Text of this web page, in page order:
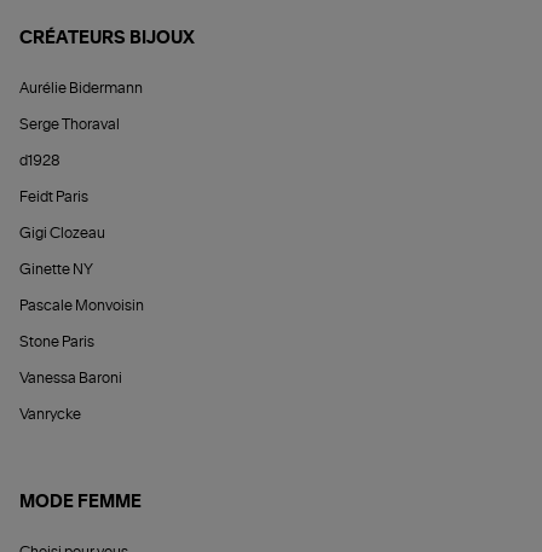
CRÉATEURS BIJOUX
Aurélie Bidermann
Serge Thoraval
d1928
Feidt Paris
Gigi Clozeau
Ginette NY
Pascale Monvoisin
Stone Paris
Vanessa Baroni
Vanrycke
MODE FEMME